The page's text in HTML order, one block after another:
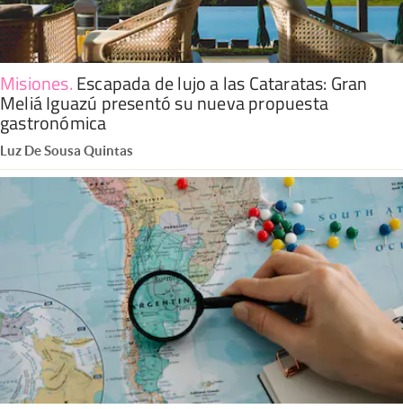
Misiones.Escapada de lujo a las Cataratas: Gran
Meliá Iguazú presentó su nueva propuesta
gastronómica
Luz De Sousa Quintas